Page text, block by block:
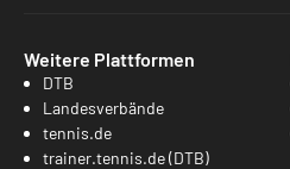
Weitere Plattformen
DTB
Landesverbände
tennis.de
trainer.tennis.de (DTB)